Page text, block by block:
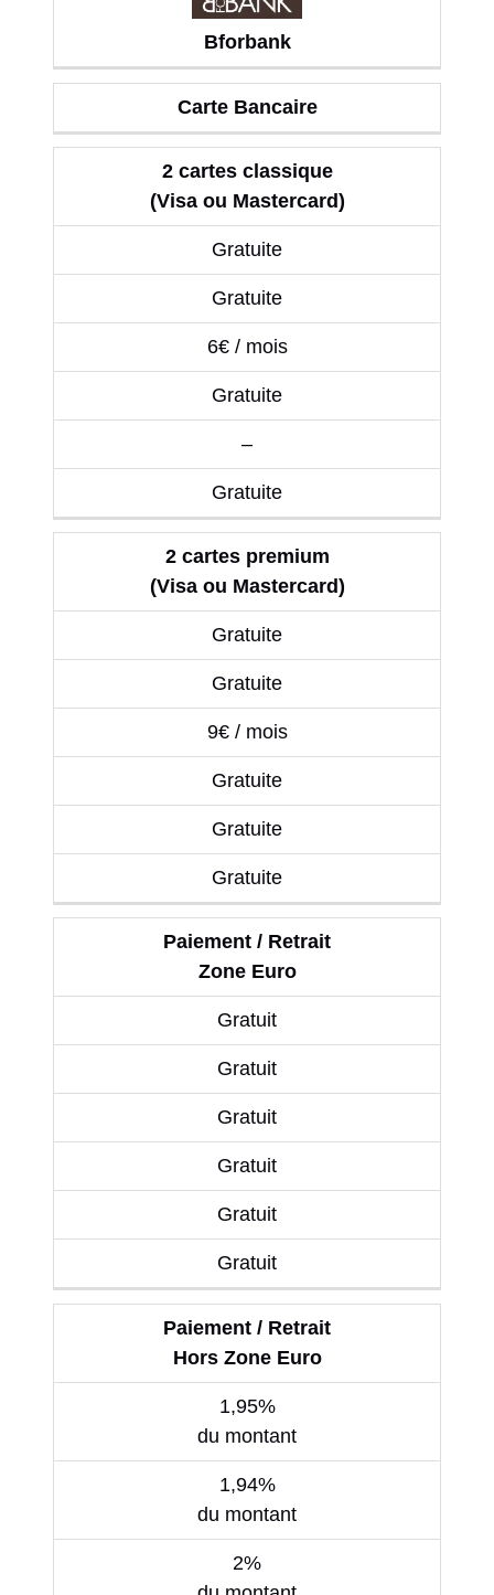
Bforbank
Carte Bancaire
2 cartes classique
(Visa ou Mastercard)
Gratuite
Gratuite
6€ / mois
Gratuite
–
Gratuite
2 cartes premium
(Visa ou Mastercard)
Gratuite
Gratuite
9€ / mois
Gratuite
Gratuite
Gratuite
Paiement / Retrait
Zone Euro
Gratuit
Gratuit
Gratuit
Gratuit
Gratuit
Gratuit
Paiement / Retrait
Hors Zone Euro
1,95%
du montant
1,94%
du montant
2%